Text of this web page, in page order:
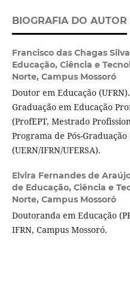
BIOGRAFIA DO AUTOR
Francisco das Chagas
Educação, Ciência e
Norte, Campus Mossoró
Doutor em Educação
Graduação em Educação
(ProfEPT, Mestrado
Programa de Pós-Graduação
(UERN/IFRN/UFERSA).
Elvira Fernandes de
de Educação, Ciência e
Norte, Campus Mossoró
Doutoranda em Educação
IFRN, Campus Mossoró.